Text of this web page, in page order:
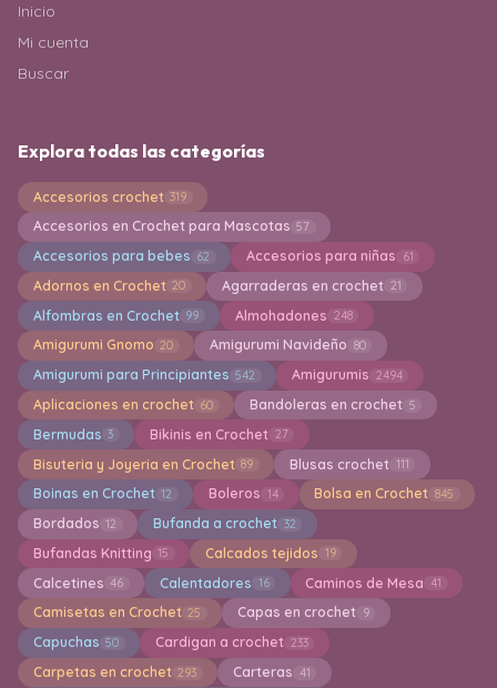
Inicio
Mi cuenta
Buscar
Explora todas las categorías
Accesorios crochet 319
Accesorios en Crochet para Mascotas 57
Accesorios para bebes 62 Accesorios para niñas 61
Adornos en Crochet 20 Agarraderas en crochet 21
Alfombras en Crochet 99 Almohadones 248
Amigurumi Gnomo 20 Amigurumi Navideño 80
Amigurumi para Principiantes 542 Amigurumis 2494
Aplicaciones en crochet 60 Bandoleras en crochet 5
Bermudas 3 Bikinis en Crochet 27
Bisuteria y Joyeria en Crochet 89 Blusas crochet 111
Boinas en Crochet 12 Boleros 14 Bolsa en Crochet 845
Bordados 12 Bufanda a crochet 32
Bufandas Knitting 15 Calcados tejidos 19
Calcetines 46 Calentadores 16 Caminos de Mesa 41
Camisetas en Crochet 25 Capas en crochet 9
Capuchas 50 Cardigan a crochet 233
Carpetas en crochet 293 Carteras 41